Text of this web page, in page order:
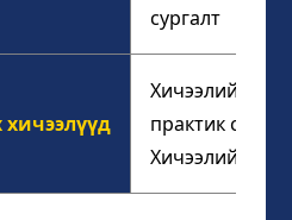
сургалт
хичээлүүд
Хичээлийн
практик
Хичээлийн